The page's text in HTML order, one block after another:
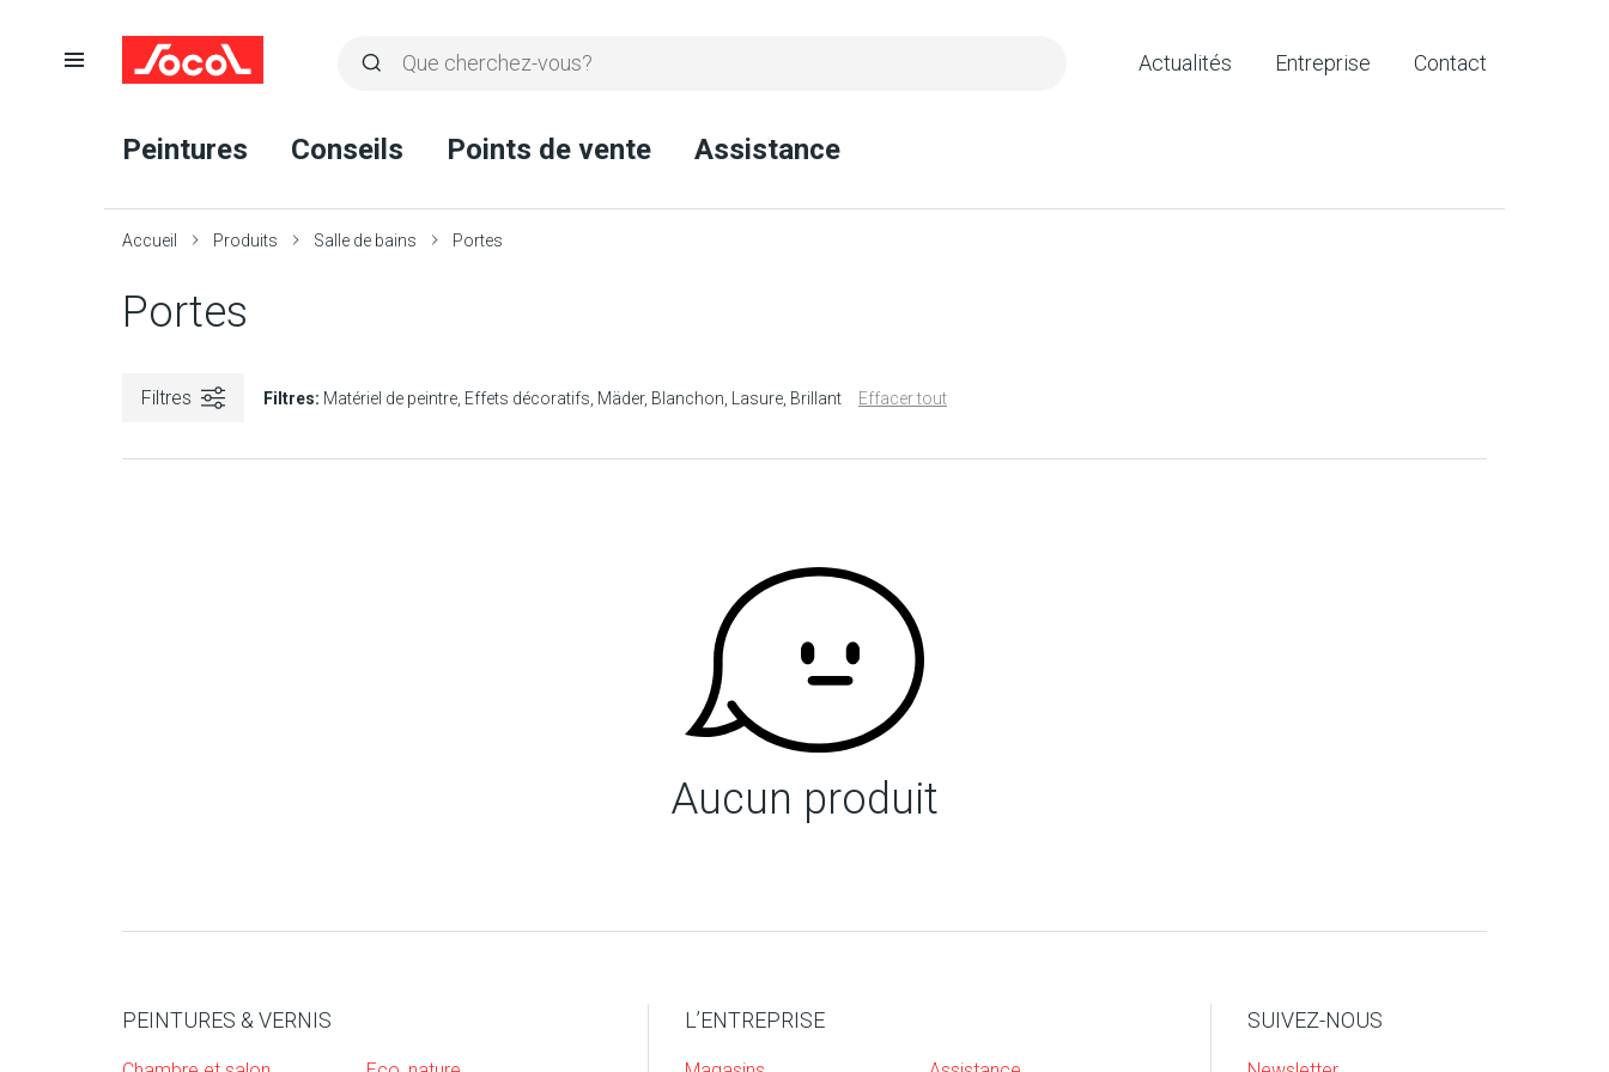
Rechercher
recherche
Ouvrir
Peintures Conseils Points de vente Assistance
Actualités Entreprise Contact
Accueil Produits Salle de bains Portes
Portes
Filtres Filtres: Matériel de peintre Effets décoratifs Mäder Blanchon Lasure Brillant Effacer tout
Aucun produit
PEINTURES & VERNIS L’ENTREPRISE SUIVEZ-NOUS